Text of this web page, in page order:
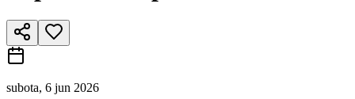
subota, 6 jun 2026